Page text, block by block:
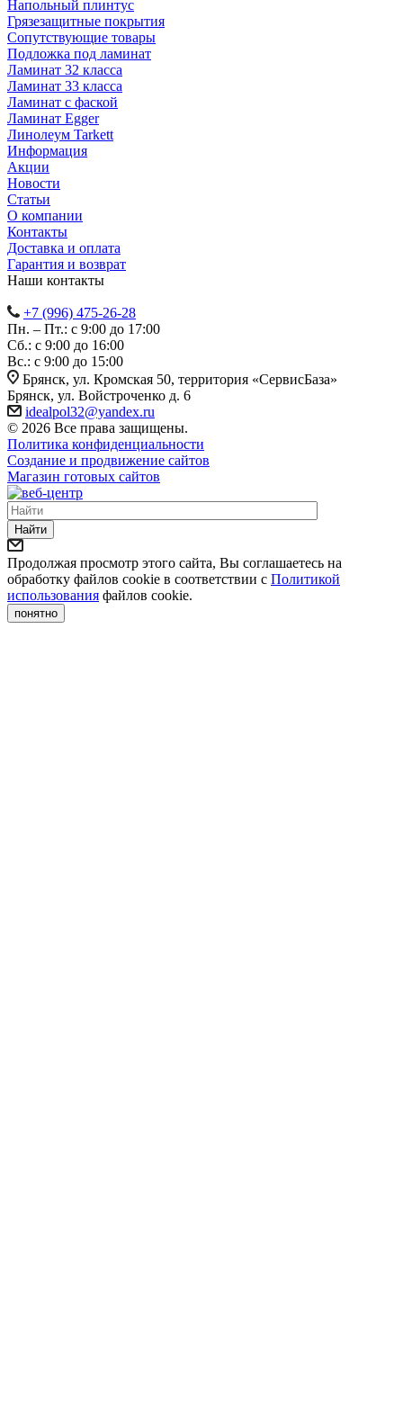
Напольный плинтус
Грязезащитные покрытия
Сопутствующие товары
Подложка под ламинат
Ламинат 32 класса
Ламинат 33 класса
Ламинат с фаской
Ламинат Egger
Линолеум Tarkett
Информация
Акции
Новости
Статьи
О компании
Контакты
Доставка и оплата
Гарантия и возврат
Наши контакты
+7 (996) 475-26-28
Пн. – Пт.: с 9:00 до 17:00
Сб.: с 9:00 до 16:00
Bc.: с 9:00 до 15:00
Брянск, ул. Кромская 50, территория «СервисБаза»
Брянск, ул. Войстроченко д. 6
idealpol32@yandex.ru
© 2026 Все права защищены.
Политика конфиденциальности
Создание и продвижение сайтов
Магазин готовых сайтов
Найти
Продолжая просмотр этого сайта, Вы соглашаетесь на
обработку файлов cookie в соответствии с Политикой
использования файлов cookie.
понятно